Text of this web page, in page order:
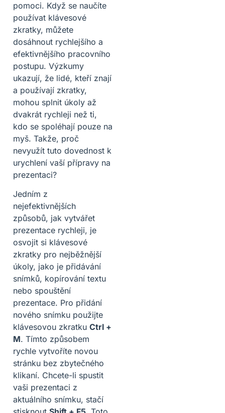
pomoci. Když se naučíte
používat klávesové
zkratky, můžete
dosáhnout rychlejšího a
efektivnějšího pracovního
postupu. Výzkumy
ukazují, že lidé, kteří znají
a používají zkratky,
mohou splnit úkoly až
dvakrát rychleji než ti,
kdo se spoléhají pouze na
myš. Takže, proč
nevyužít tuto dovednost k
urychlení vaší přípravy na
prezentaci?
Jedním z
nejefektivnějších
způsobů, jak vytvářet
prezentace rychleji, je
osvojit si klávesové
zkratky pro nejběžnější
úkoly, jako je přidávání
snímků, kopírování textu
nebo spouštění
prezentace. Pro přidání
nového snímku použijte
klávesovou zkratku Ctrl +
M. Tímto způsobem
rychle vytvoříte novou
stránku bez zbytečného
klikaní. Chcete-li spustit
vaši prezentaci z
aktuálního snímku, stačí